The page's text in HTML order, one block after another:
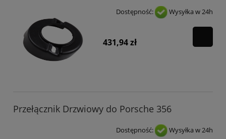
Dostępność: Wysyłka w 24h
431,94 zł
Przełącznik Drzwiowy do Porsche 356
Dostępność: Wysyłka w 24h